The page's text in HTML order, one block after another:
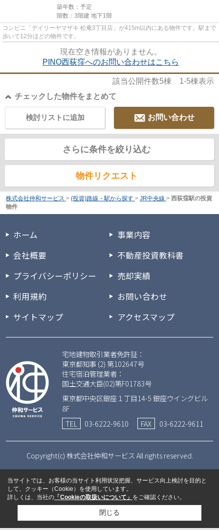
築年数：予定
階数：3階建 地下1階
コンビニ「デイリーヤマザキ 松庵3丁目店」が415m以内にある物件です。駅まで
歩いて12分ほどの物件です。
現在空き情報がありません。
PINO西荻窪へのお問い合わせはこちら
該当公開件数5棟 1-5棟表示
チェックした物件をまとめて
お問い合わせ
検討リストに追加
さらに条件を絞り込む
物件リクエスト
株式会社仲和サービス > (投資)路線・駅から探す > JR中央線 > 西荻窪駅の投資
物件
ホーム
会社概要
プライバシーポリシー
利用規約
サイトマップ
事業内容
不動産投資教科書
売却実績
お問い合わせ
アクセスマップ
宅地建物取引業者免許証：
東京都知事 (2) 第102647号
住宅宿泊管理業者：
国土交通大臣(02)第F01783号
東京都中央区銀座１丁目14-5 銀座ウイングビル
8F
TEL
03-6222-9610 FAX 03-6222-9611
Copyright(c) 株式会社仲和サービス All rights reserved.
当サイトでは、お客様の当サイト利用状況把握、サービス向上検討を目的と
して、クッキー（Cookie）を使用しています。
詳しくは、当社の 「Cookieの取扱いについて」 をご確認ください。
閉じる